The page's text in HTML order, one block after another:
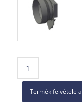
Termék felvétele